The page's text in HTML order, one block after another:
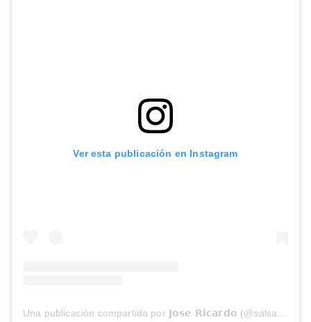
Ver esta publicación en Instagram